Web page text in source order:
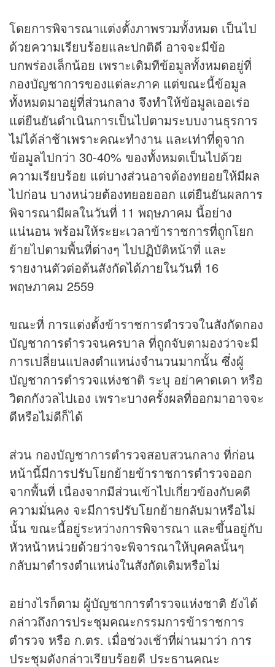
โดยการพิจารณาแต่งตั้งภาพรวมทั้งหมด เป็นไป
ด้วยความเรียบร้อยและปกติดี อาจจะมีข้อ
บกพร่องเล็กน้อย เพราะเดิมทีข้อมูลทั้งหมดอยู่ที่
กองบัญชาการของแต่ละภาค แต่ขณะนี้ข้อมูล
ทั้งหมดมาอยู่ที่ส่วนกลาง จึงทำให้ข้อมูลเออเร่อ
แต่ยืนยันดำเนินการเป็นไปตามระบบงานธุรการ
ไม่ได้ล่าช้าเพราะคณะทำงาน และเท่าที่ดูจาก
ข้อมูลไปกว่า 30-40% ของทั้งหมดเป็นไปด้วย
ความเรียบร้อย แต่บางส่วนอาจต้องทยอยให้มีผล
ไปก่อน บางหน่วยต้องทยอยออก แต่ยืนยันผลการ
พิจารณามีผลในวันที่ 11 พฤษภาคม นี้อย่าง
แน่นอน พร้อมให้ระยะเวลาข้าราชการที่ถูกโยก
ย้ายไปตามพื้นที่ต่างๆ ไปปฏิบัติหน้าที่ และ
รายงานตัวต่อต้นสังกัดได้ภายในวันที่ 16
พฤษภาคม 2559
ขณะที่ การแต่งตั้งข้าราชการตำรวจในสังกัดกอง
บัญชาการตำรวจนครบาล ที่ถูกจับตามองว่าจะมี
การเปลี่ยนแปลงตำแหน่งจำนวนมากนั้น ซึ่งผู้
บัญชาการตำรวจแห่งชาติ ระบุ อย่าคาดเดา หรือ
วิตกกังวลไปเอง เพราะบางครั้งผลที่ออกมาอาจจะ
ดีหรือไม่ดีก็ได้
ส่วน กองบัญชาการตำรวจสอบสวนกลาง ที่ก่อน
หน้านี้มีการปรับโยกย้ายข้าราชการตำรวจออก
จากพื้นที่ เนื่องจากมีส่วนเข้าไปเกี่ยวข้องกับคดี
ความมั่นคง จะมีการปรับโยกย้ายกลับมาหรือไม่
นั้น ขณะนี้อยู่ระหว่างการพิจารณา และขึ้นอยู่กับ
หัวหน้าหน่วยด้วยว่าจะพิจารณาให้บุคคลนั้นๆ
กลับมาดำรงตำแหน่งในสังกัดเดิมหรือไม่
อย่างไรก็ตาม ผู้บัญชาการตำรวจแห่งชาติ ยังได้
กล่าวถึงการประชุมคณะกรรมการข้าราชการ
ตำรวจ หรือ ก.ตร. เมื่อช่วงเช้าที่ผ่านมาว่า การ
ประชุมดังกล่าวเรียบร้อยดี ประธานคณะ